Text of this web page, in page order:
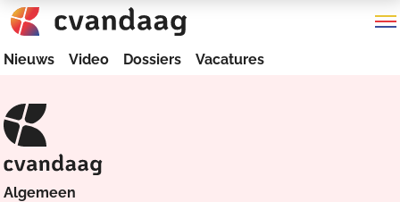
Nieuws Video Dossiers Vacatures
Algemeen